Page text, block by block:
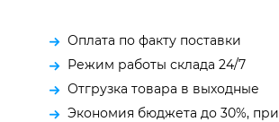
Оплата по факту поставки
Режим работы склада 24/7
Отгрузка товара в выходные
Экономия бюджета до 30%, при